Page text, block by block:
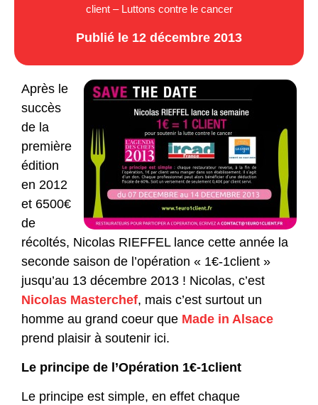
client – Luttons contre le cancer
Publié le 12 décembre 2013
Après le
succès
de la
première
édition
en 2012
et 6500€
de
récoltés, Nicolas RIEFFEL lance cette année la
seconde saison de l’opération « 1€-1client »
jusqu’au 13 décembre 2013 ! Nicolas, c’est
Nicolas Masterchef, mais c’est surtout un
homme au grand coeur que Made in Alsace
prend plaisir à soutenir ici.
Le principe de l’Opération 1€-1client
Le principe est simple, en effet chaque